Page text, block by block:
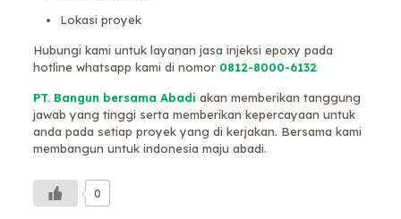
Lokasi proyek
Hubungi kami untuk layanan jasa injeksi epoxy pada
hotline whatsapp kami di nomor 0812-8000-6132
PT. Bangun bersama Abadi akan memberikan tanggung
jawab yang tinggi serta memberikan kepercayaan untuk
anda pada setiap proyek yang di kerjakan. Bersama kami
membangun untuk indonesia maju abadi.
0